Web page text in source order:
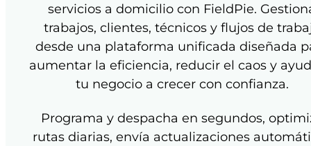
servicios a domicilio con FieldPie.
trabajos, clientes, técnicos y flujos de
desde una plataforma unificada diseñada
aumentar la eficiencia, reducir el caos y
tu negocio a crecer con confianza.
Programa y despacha en segundos,
rutas diarias, envía actualizaciones